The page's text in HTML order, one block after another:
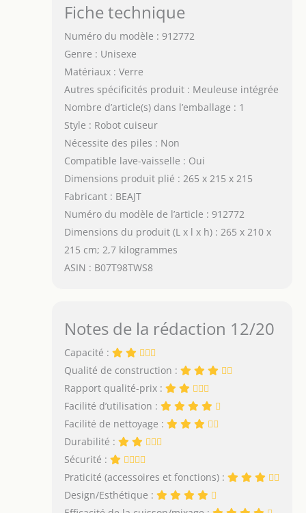
Fiche technique
Numéro du modèle : 912772
Genre : Unisexe
Matériaux : Verre
Autres spécificités produit : Meuleuse intégrée
Nombre d’article(s) dans l’emballage : 1
Style : Robot cuiseur
Nécessite des piles : Non
Compatible lave-vaisselle : Oui
Dimensions produit plié : 265 x 215 x 215
Fabricant : BEAJT
Numéro du modèle de l’article : 912772
Dimensions du produit (L x l x h) : 265 x 210 x
215 cm; 2,7 kilogrammes
ASIN : B07T98TWS8
Notes de la rédaction 12/20
Capacité :
Qualité de construction :
Rapport qualité-prix :
Facilité d’utilisation :
Facilité de nettoyage :
Durabilité :
Sécurité :
Praticité (accessoires et fonctions) :
Design/Esthétique :